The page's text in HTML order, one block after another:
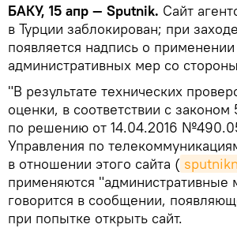
БАКУ, 15 апр — Sputnik. Сайт
в Турции заблокирован; при
появляется надпись о применении
административных мер со
"В результате технических
оценки, в соответствии с законом
по решению от 14.04.2016
Управления по
в отношении этого сайта (
применяются
говорится в сообщении,
при попытке открыть сайт.